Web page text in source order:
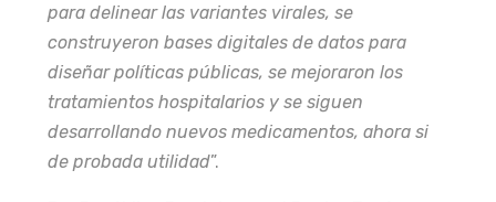
para delinear las variantes virales, se
construyeron bases digitales de datos para
diseñar políticas públicas, se mejoraron los
tratamientos hospitalarios y se siguen
desarrollando nuevos medicamentos, ahora si
de probada utilidad”.